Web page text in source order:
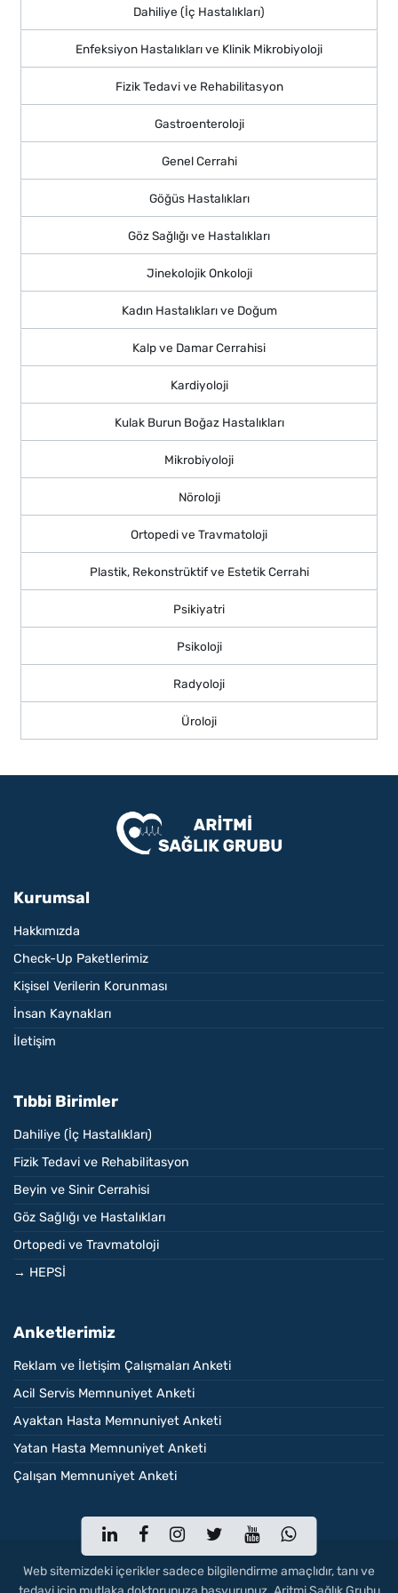
Dahiliye (İç Hastalıkları)
Enfeksiyon Hastalıkları ve Klinik Mikrobiyoloji
Fizik Tedavi ve Rehabilitasyon
Gastroenteroloji
Genel Cerrahi
Göğüs Hastalıkları
Göz Sağlığı ve Hastalıkları
Jinekolojik Onkoloji
Kadın Hastalıkları ve Doğum
Kalp ve Damar Cerrahisi
Kardiyoloji
Kulak Burun Boğaz Hastalıkları
Mikrobiyoloji
Nöroloji
Ortopedi ve Travmatoloji
Plastik, Rekonstrüktif ve Estetik Cerrahi
Psikiyatri
Psikoloji
Radyoloji
Üroloji
Kurumsal
Hakkımızda
Check-Up Paketlerimiz
Kişisel Verilerin Korunması
İnsan Kaynakları
İletişim
Tıbbi Birimler
Dahiliye (İç Hastalıkları)
Fizik Tedavi ve Rehabilitasyon
Beyin ve Sinir Cerrahisi
Göz Sağlığı ve Hastalıkları
Ortopedi ve Travmatoloji
→ HEPSİ
Anketlerimiz
Reklam ve İletişim Çalışmaları Anketi
Acil Servis Memnuniyet Anketi
Ayaktan Hasta Memnuniyet Anketi
Yatan Hasta Memnuniyet Anketi
Çalışan Memnuniyet Anketi
Web sitemizdeki içerikler sadece bilgilendirme amaçlıdır, tanı ve